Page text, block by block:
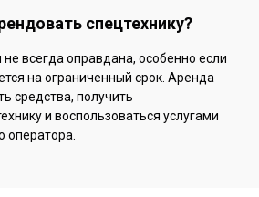
спецтехнику?
не всегда оправдана, особенно если
на ограниченный срок. Аренда
средства, получить
и воспользоваться услугами
оператора.